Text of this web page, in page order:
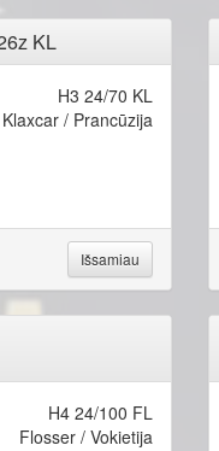
KL
H3 24/70 KL
Klaxcar / Prancūzija
Išsamiau
H4 24/100 FL
Flosser / Vokietija